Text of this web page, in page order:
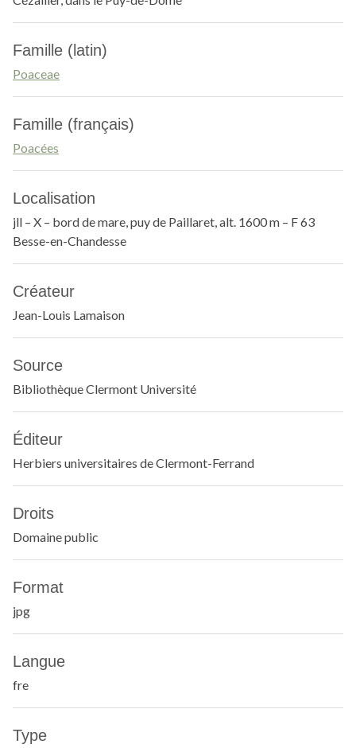
Famille (latin)
Poaceae
Famille (français)
Poacées
Localisation
jll – X – bord de mare, puy de Paillaret, alt. 1600 m – F 63
Besse-en-Chandesse
Créateur
Jean-Louis Lamaison
Source
Bibliothèque Clermont Université
Éditeur
Herbiers universitaires de Clermont-Ferrand
Droits
Domaine public
Format
jpg
Langue
fre
Type